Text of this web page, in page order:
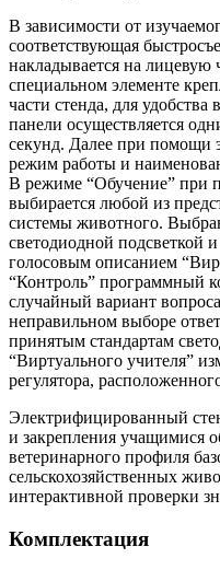
В зависимости от
соответствующая
накладывается на лицевую
специальном элементе
части стенда, для
панели осуществляется
секунд. Далее при помощи
режим работы и
В режиме “Обучение” при
выбирается любой из
системы животного.
светодиодной подсветкой
голосовым описанием
“Контроль” программный
случайный вариант
неправильном выборе
принятым стандартам
“Виртуального учителя”
регулятора,
Электрифицированный
и закрепления учащимися
ветеринарного профиля
сельскохозяйственных
интерактивной проверки
Комплектация